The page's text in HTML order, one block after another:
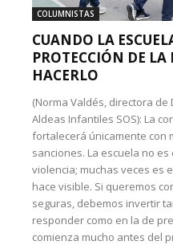
COLUMNISTAS
CUANDO LA
PROTECCIÓN DE
HACERLO
(Norma Valdés, directora
Aldeas Infantiles SOS): La
fortalecerá únicamente con
sanciones. La escuela no
violencia; muchas veces es
hace visible. Si queremos
seguras, debemos invertir
responder como en la de
comienza mucho antes del